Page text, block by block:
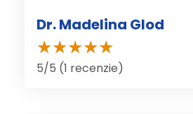
Dr. Madelina Glod
5/5 (1 recenzie)